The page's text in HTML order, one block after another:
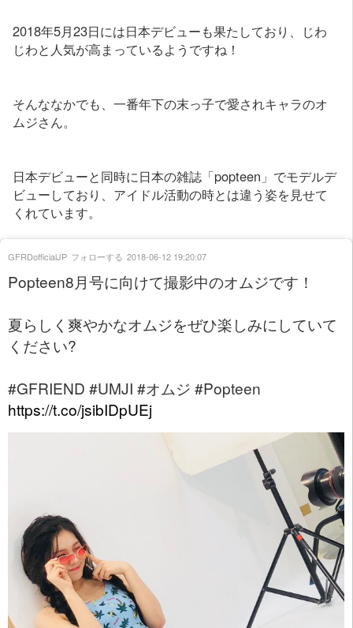
2018年5月23日には日本デビューも果たしており、じわ
じわと人気が高まっているようですね！
そんななかでも、一番年下の末っ子で愛されキャラのオ
ムジさん。
日本デビューと同時に日本の雑誌「popteen」でモデルデ
ビューしており、アイドル活動の時とは違う姿を見せて
くれています。
Popteen8月号に向けて撮影中のオムジです！
夏らしく爽やかなオムジをぜひ楽しみにしていて
ください?
#GFRIEND #UMJI #オムジ #Popteen
https://t.co/jsibIDpUEj
GFRDofficialJP フォローする 2018-06-12 19:20:07